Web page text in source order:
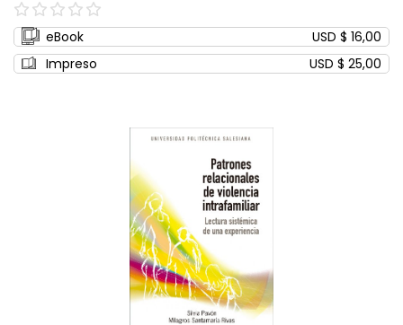
0%
eBook
USD $ 16,00
Impreso
USD $ 25,00